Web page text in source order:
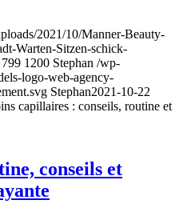
2021/10/Manner-Beauty-
Warten-Sitzen-schick-
799 1200 Stephan /wp-
logo-web-agency-
Stephan2021-10-22
capillaires : conseils, routine et
conseils et